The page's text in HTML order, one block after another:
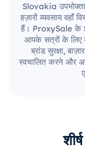
Slovakia
हज़ारों व्यवसाय वहाँ
हैं। ProxySale के
आपके सत्रों के लिए
ब्रांड सुरक्षा,
स्वचालित करने और